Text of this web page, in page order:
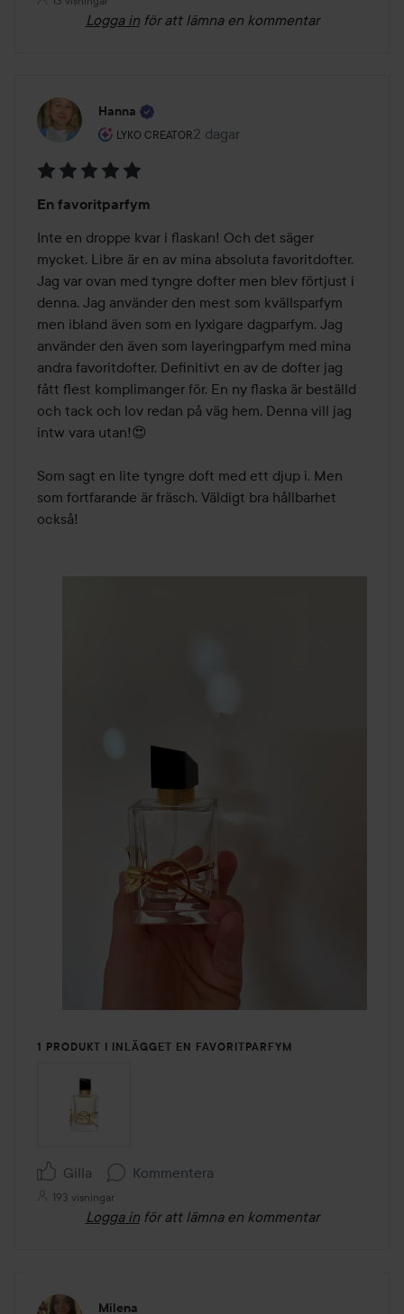
Logga in för att lämna en kommentar
Hanna
LYKO CREATOR
Användarens roll: Lyko Creator.
2 dagar
Inlägget skapades 2 dagar
5
av
5
En favoritparfym
Inte en droppe kvar i flaskan! Och det säger
mycket. Libre är en av mina absoluta favoritdofter.
Jag var ovan med tyngre dofter men blev förtjust i
denna. Jag använder den mest som kvällsparfym
men ibland även som en lyxigare dagparfym. Jag
använder den även som layeringparfym med mina
andra favoritdofter. Definitivt en av de dofter jag
fått flest komplimanger för. En ny flaska är beställd
och tack och lov redan på väg hem. Denna vill jag
intw vara utan!😍
Som sagt en lite tyngre doft med ett djup i. Men
som fortfarande är fräsch. Väldigt bra hållbarhet
också!
1 PRODUKT I INLÄGGET EN FAVORITPARFYM
Gilla Kommentera
193 visningar
Logga in för att lämna en kommentar
Milena